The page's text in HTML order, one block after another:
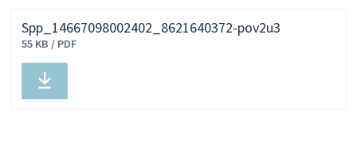
Stiahnuť
súbor
Spp_14667098002402_8621640372-pov2u3
55 KB / PDF